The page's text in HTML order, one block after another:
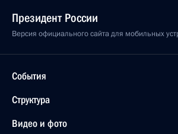
Президент России
Версия официального сайта для мобильных
События
Структура
Видео и фото